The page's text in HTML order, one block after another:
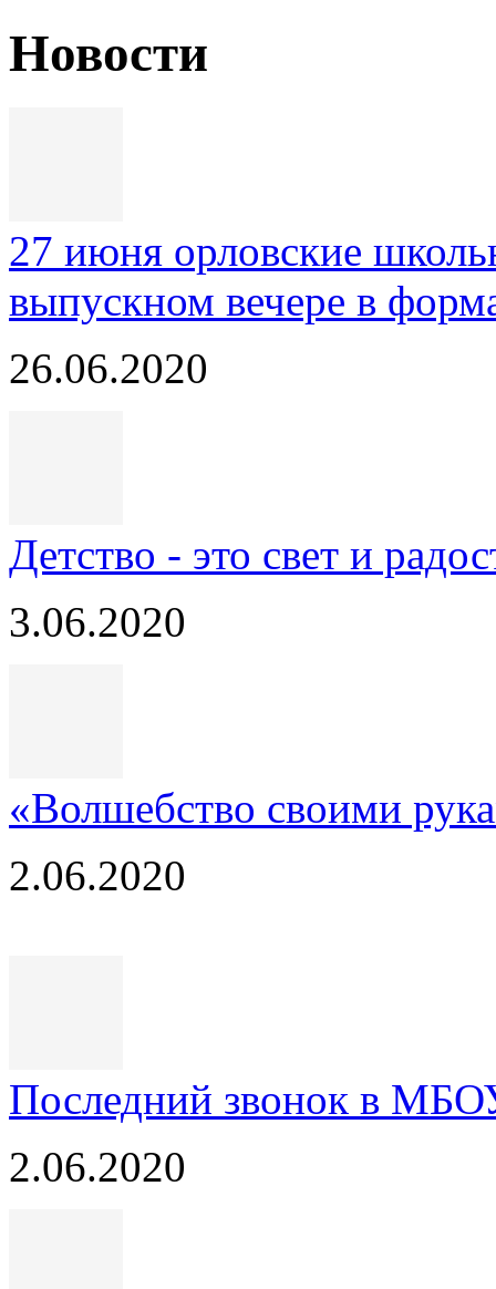
Новости
27 июня орловские
выпускном вечере в
26.06.2020
Детство - это свет и
3.06.2020
«Волшебство своими
2.06.2020
Последний звонок в
2.06.2020